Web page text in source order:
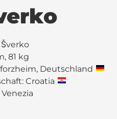
81 kg
Deutschland
Croatia
Venezia